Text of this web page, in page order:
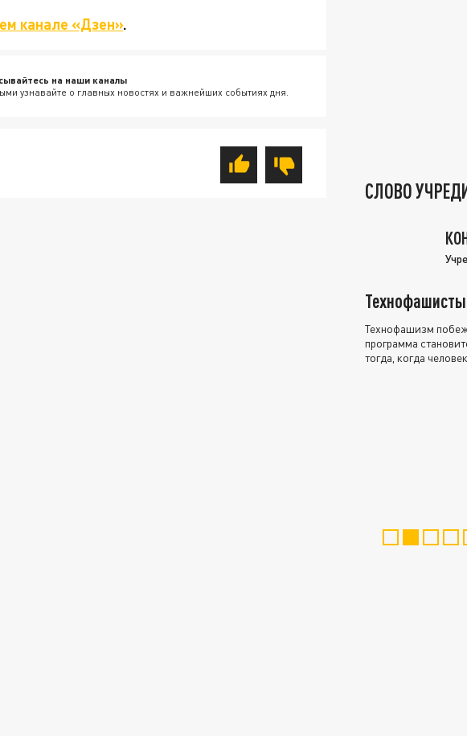
канале «Дзен».
на наши каналы
узнавайте о главных новостях и важнейших событиях дня.
СЛОВО
Технофашисты
Технофашизм
программа
тогда, когда